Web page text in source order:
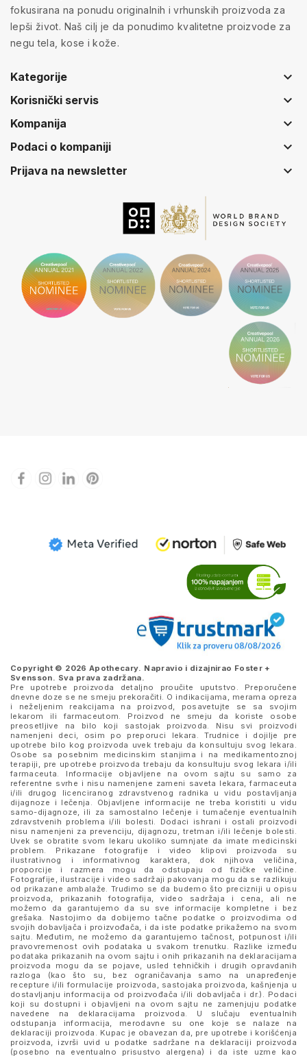
fokusirana na ponudu originalnih i vrhunskih proizvoda za
lepši život. Naš cilj je da ponudimo kvalitetne proizvode za
negu tela, kose i kože.
Kategorije keyboard_arrow_down
Korisnički servis keyboard_arrow_down
Kompanija keyboard_arrow_down
Podaci o kompaniji keyboard_arrow_down
Prijava na newsletter keyboard_arrow_down
Copyright © 2026 Apothecary. Napravio i dizajnirao Foster +
Svensson. Sva prava zadržana.
Pre upotrebe proizvoda detaljno proučite uputstvo. Preporučene
dnevne doze se ne smeju prekoračiti. O indikacijama, merama opreza
i neželjenim reakcijama na proizvod, posavetujte se sa svojim
lekarom ili farmaceutom. Proizvod ne smeju da koriste osobe
preosetljive na bilo koji sastojak proizvoda. Nisu svi proizvodi
namenjeni deci, osim po preporuci lekara. Trudnice i dojilje pre
upotrebe bilo kog proizvoda uvek trebaju da konsultuju svog lekara.
Osobe sa posebnim medicinskim stanjima i na medikamentoznoj
terapiji, pre upotrebe proizvoda trebaju da konsultuju svog lekara i/ili
farmaceuta. Informacije objavljene na ovom sajtu su samo za
referentne svrhe i nisu namenjene zameni saveta lekara, farmaceuta
i/ili drugog licenciranog zdravstvenog radnika u vidu postavljanja
dijagnoze i lečenja. Objavljene informacije ne treba koristiti u vidu
samo-dijagnoze, ili za samostalno lečenje i tumačenje eventualnih
zdravstvenih problema i/ili bolesti. Dodaci ishrani i ostali proizvodi
nisu namenjeni za prevenciju, dijagnozu, tretman i/ili lečenje bolesti.
Uvek se obratite svom lekaru ukoliko sumnjate da imate medicinski
problem. Prikazane fotografije i video klipovi proizvoda su
ilustrativnog i informativnog karaktera, dok njihova veličina,
proporcije i razmera mogu da odstupaju od fizičke veličine.
Fotografije, ilustracije i video sadržaji pakovanja mogu da se razlikuju
od prikazane ambalaže. Trudimo se da budemo što precizniji u opisu
proizvoda, prikazanih fotografija, video sadržaja i cena, ali ne
možemo da garantujemo da su sve informacije kompletne i bez
grešaka. Nastojimo da dobijemo tačne podatke o proizvodima od
svojih dobavljača i proizvođača, i da iste podatke prikažemo na svom
sajtu. Međutim, ne možemo da garantujemo tačnost, potpunost i/ili
pravovremenost ovih podataka u svakom trenutku. Razlike između
podataka prikazanih na ovom sajtu i onih prikazanih na deklaracijama
proizvoda mogu da se pojave, usled tehničkih i drugih opravdanih
razloga (kao što su, bez ograničavanja samo na unapređenje
recepture i/ili formulacije proizvoda, sastojaka proizvoda, kašnjenja u
dostavljanju informacija od proizvođača i/ili dobavljača i dr.). Podaci
koji su dostupni i objavljeni na ovom sajtu ne zamenjuju podatke
navedene na deklaracijama proizvoda. U slučaju eventualnih
odstupanja informacija, merodavne su one koje se nalaze na
deklaraciji proizvoda. Kupac je obavezan da, pre upotrebe i korišćenja
proizvoda, izvrši uvid u podatke sadržane na deklaraciji proizvoda
(posebno na eventualno prisustvo alergena) i da iste uzme kao